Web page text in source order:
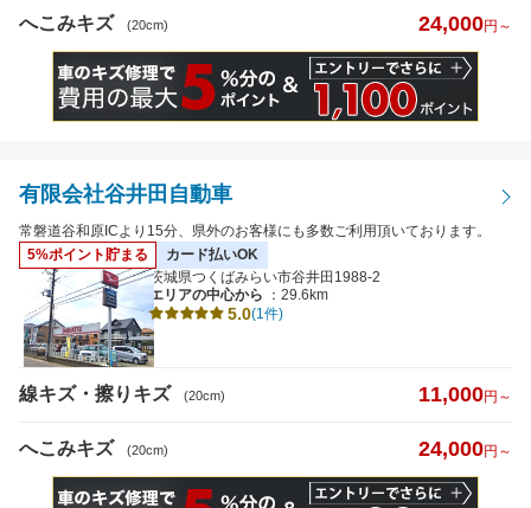
引き取り納車
輸入車対応
最短即日仕上がり
閉じる 検索
へこみキズ (20cm) 24,000円～
有限会社谷井田自動車
常磐道谷和原ICより15分、県外のお客様にも多数ご利用頂いております。
5%ポイント貯まる
カード払いOK
茨城県つくばみらい市谷井田1988-2
エリアの中心から
：29.6km
5.0(1件)
線キズ・擦りキズ (20cm) 11,000円～
へこみキズ (20cm) 24,000円～